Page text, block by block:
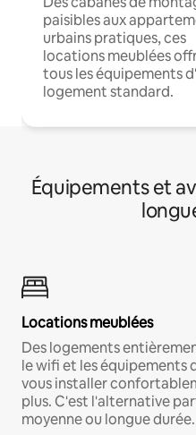
paisibles aux
urbains pratiques, ces
locations meublées
tous les équipements
logement standard.
Équipements et
Locations meublées
Des logements
le wifi et les équipements
vous installer
plus. C'est l'alternative
moyenne ou longue durée.